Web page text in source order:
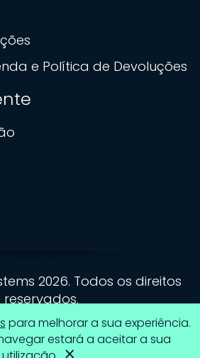
e Política de Devoluções
2026. Todos os direitos
reservados.
byGlobal Pixel
para melhorar a sua experiência.
estará a aceitar a sua